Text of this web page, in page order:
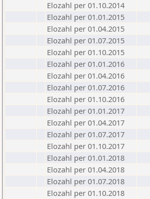
Elozahl per 01.10.2014
Elozahl per 01.01.2015
Elozahl per 01.04.2015
Elozahl per 01.07.2015
Elozahl per 01.10.2015
Elozahl per 01.01.2016
Elozahl per 01.04.2016
Elozahl per 01.07.2016
Elozahl per 01.10.2016
Elozahl per 01.01.2017
Elozahl per 01.04.2017
Elozahl per 01.07.2017
Elozahl per 01.10.2017
Elozahl per 01.01.2018
Elozahl per 01.04.2018
Elozahl per 01.07.2018
Elozahl per 01.10.2018